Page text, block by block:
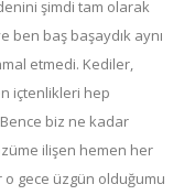
şimdi tam olarak
ben baş başaydık aynı
etmedi. Kediler,
içtenlikleri hep
Bence biz ne kadar
ilişen hemen her
gece üzgün olduğumu